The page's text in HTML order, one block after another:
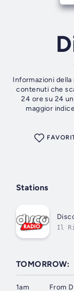
Informazioni
contenuti che
24 ore su 24
maggior
Stations
Il
TOMORROW:
1am From